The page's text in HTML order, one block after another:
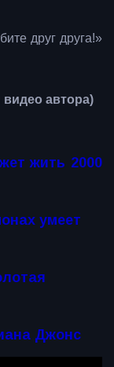
друг друга!»
автора)
жить 2000
умеет
Джонс